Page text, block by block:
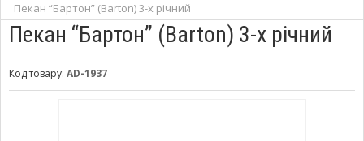
Пекан “Бартон” (Barton) 3-х річний
Пекан “Бартон” (Barton) 3-х річний
Код товару: AD-1937